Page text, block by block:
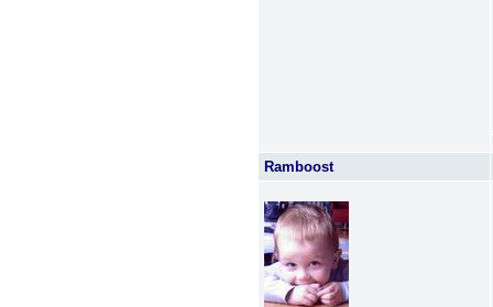
Ramboost